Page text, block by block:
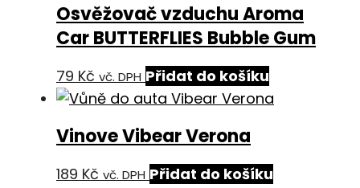
Osvěžovač vzduchu Aroma
Car BUTTERFLIES Bubble Gum
79 Kč vč. DPH Přidat do košíku
Vinove Vibear Verona
189 Kč vč. DPH Přidat do košíku